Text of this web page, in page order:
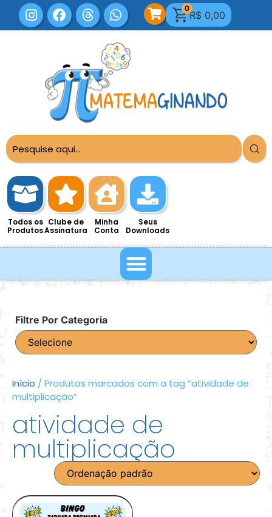
0
R$ 0,00
Todos os
Produtos
Clube de
Assinatura
Minha
Conta
Seus
Downloads
Filtre Por Categoria
Início / Produtos marcados com a tag “atividade de
multiplicação”
atividade de
multiplicação